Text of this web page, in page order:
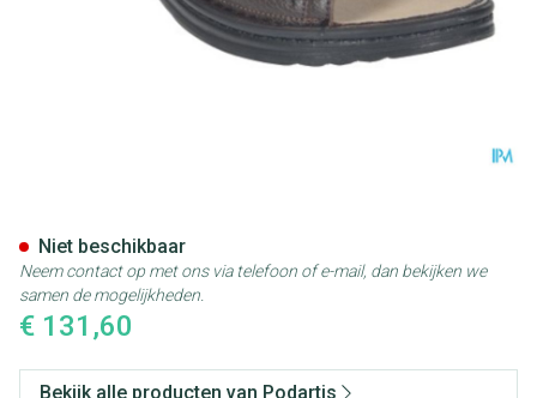
€ 131,60
Niet beschikbaar
Neem contact op met ons via telefoon of e-mail, dan bekijken we
samen de mogelijkheden.
Bekijk alle producten van Podartis